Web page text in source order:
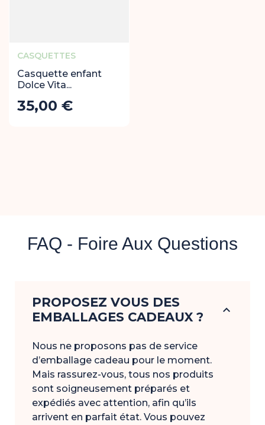
CASQUETTES
Casquette enfant
Dolce Vita...
Prix
35,00 €
FAQ - Foire Aux Questions
PROPOSEZ VOUS DES
EMBALLAGES CADEAUX ?
keyboard_arrow_down
Nous ne proposons pas de service
d’emballage cadeau pour le moment.
Mais rassurez-vous, tous nos produits
sont soigneusement préparés et
expédiés avec attention, afin qu’ils
arrivent en parfait état. Vous pouvez